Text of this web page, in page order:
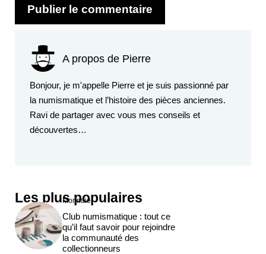
A propos de Pierre
Bonjour, je m'appelle Pierre et je suis passionné par
la numismatique et l’histoire des pièces anciennes.
Ravi de partager avec vous mes conseils et
découvertes…
Les plus populaires
Monnaie
Club numismatique : tout ce
qu’il faut savoir pour rejoindre
la communauté des
collectionneurs